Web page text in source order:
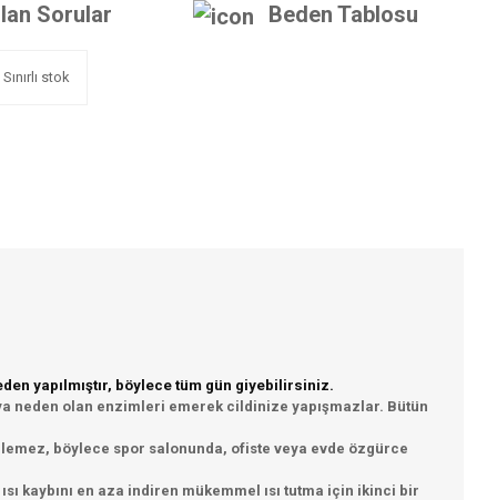
Sorular Beden Tablosu
Sınırlı stok
yapılmıştır, böylece tüm gün giyebilirsiniz.
neden olan enzimleri emerek cildinize yapışmazlar. Bütün
böylece spor salonunda, ofiste veya evde özgürce
kaybını en aza indiren mükemmel ısı tutma için ikinci bir